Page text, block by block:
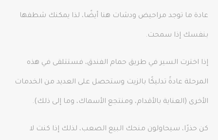
عادة ما توجد مراحيض ودشات هنا أيضًا، لذا يمكنك شطفها
بنفسك إذا سمحت.
إذا اخترت السير في طريق حمام الفندق، فستتلقى في هذه
المرحلة عادةً تدليكًا بالزيت وستحصل على العديد من الخدمات
الأخرى (العناية بالأقدام، ومنتجع الأسماك، وما إلى ذلك).
كن حذرًا، سيحاولون منحك البيع الصعب، لذلك إذا كنت لا